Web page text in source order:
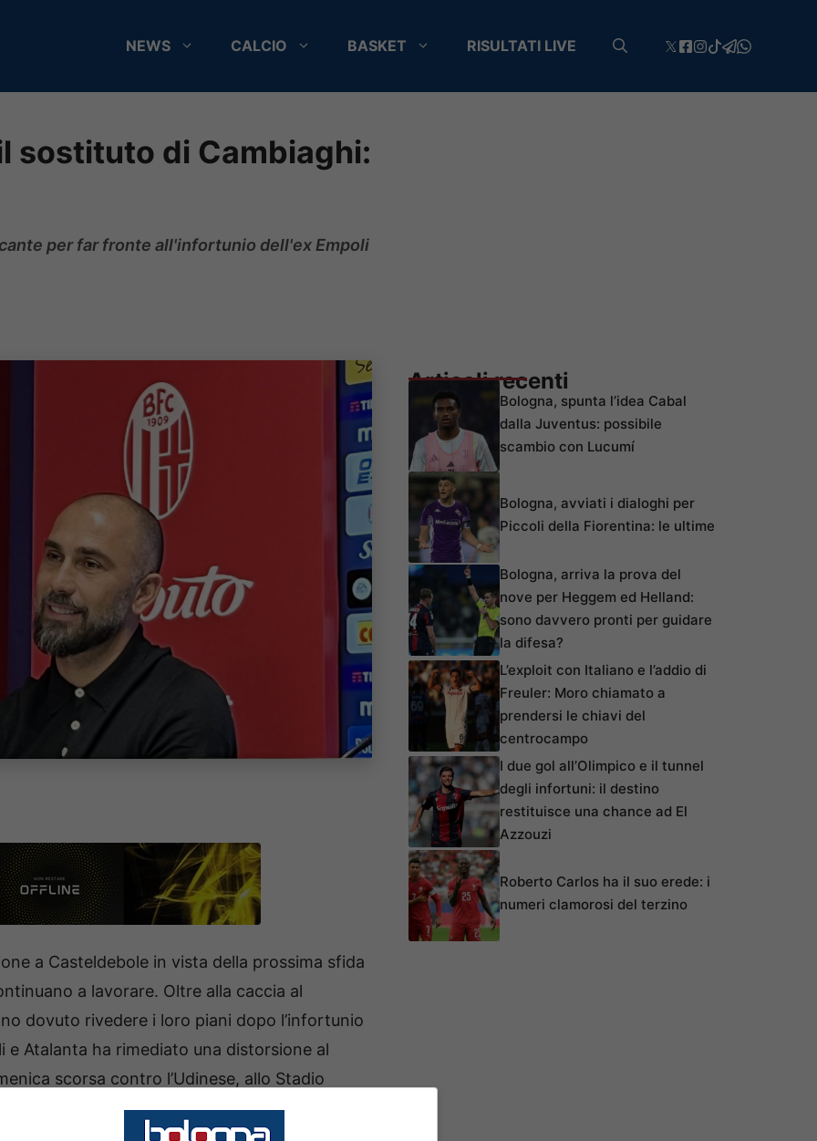
NEWS CALCIO BASKET RISULTATI LIVE
sostituto di Cambiaghi:
per far fronte all'infortunio dell'ex Empoli
a Casteldebole in vista della prossima sfida
a lavorare. Oltre alla caccia al
dovuto rivedere i loro piani dopo l’infortunio
e Atalanta ha rimediato una distorsione al
scorsa contro l’Udinese, allo Stadio
sono fatti trovare pronti come sempre e sono
Articoli recenti
Bologna, spunta l’idea Cabal
dalla Juventus: possibile
scambio con Lucumí
Bologna, avviati i dialoghi per
Piccoli della Fiorentina: le ultime
Bologna, arriva la prova del
nove per Heggem ed Helland:
sono davvero pronti per guidare
la difesa?
L’exploit con Italiano e l’addio di
Freuler: Moro chiamato a
prendersi le chiavi del
centrocampo
I due gol all’Olimpico e il tunnel
degli infortuni: il destino
restituisce una chance ad El
Azzouzi
Roberto Carlos ha il suo erede: i
numeri clamorosi del terzino